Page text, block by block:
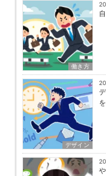
働き方
デザイン